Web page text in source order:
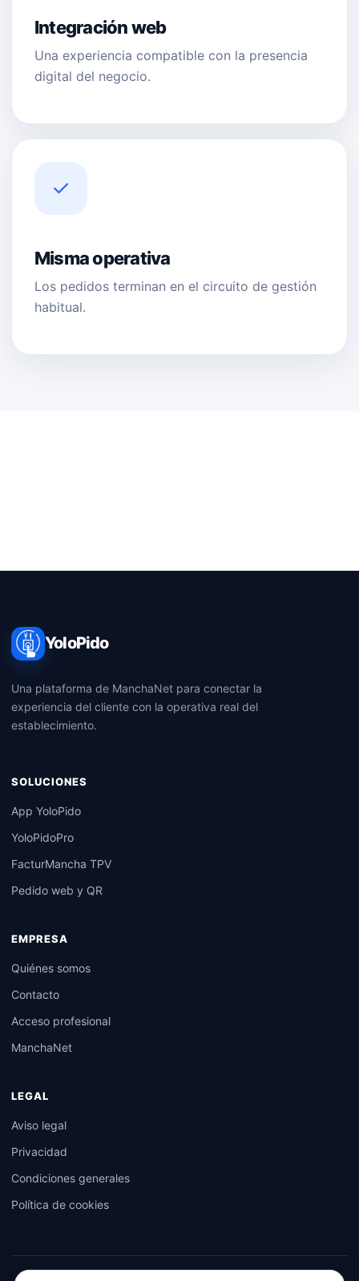
Integración web
Una experiencia compatible con la presencia
digital del negocio.
✓
Misma operativa
Los pedidos terminan en el circuito de gestión
habitual.
YoloPido
Una plataforma de ManchaNet para conectar la
experiencia del cliente con la operativa real del
establecimiento.
SOLUCIONES
App YoloPido
YoloPidoPro
FacturMancha TPV
Pedido web y QR
EMPRESA
Quiénes somos
Contacto
Acceso profesional
ManchaNet
LEGAL
Aviso legal
Privacidad
Condiciones generales
Política de cookies